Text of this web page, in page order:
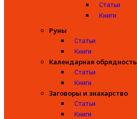
Статьи
Книги
Руны
Статьи
Книги
Календарная обрядность
Статьи
Книги
Заговоры и знахарство
Статьи
Книги